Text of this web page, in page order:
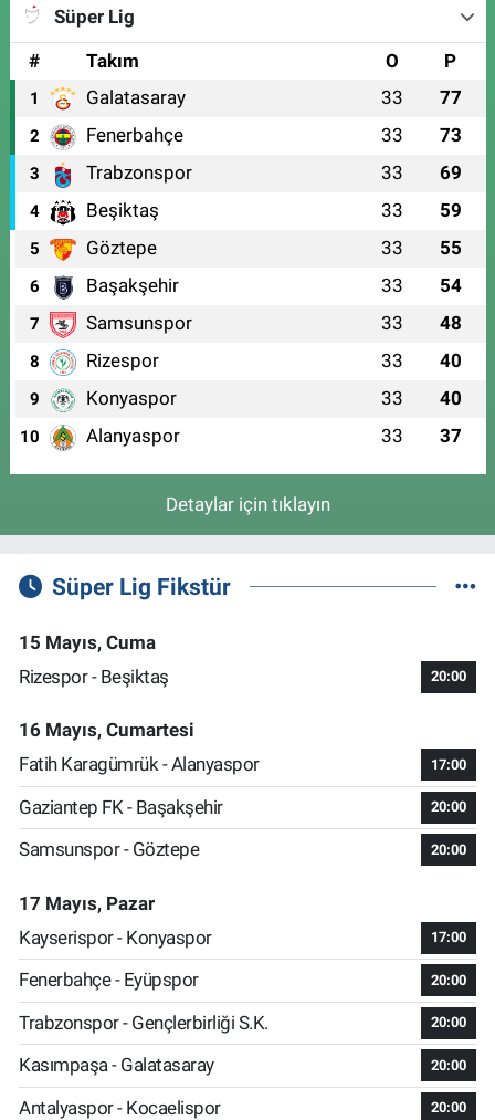
Süper Lig
#
Takım O P
1 Galatasaray 33 77
2 Fenerbahçe 33 73
3 Trabzonspor 33 69
4 Beşiktaş 33 59
5 Göztepe 33 55
6 Başakşehir 33 54
7 Samsunspor 33 48
8 Rizespor 33 40
9 Konyaspor 33 40
10 Alanyaspor 33 37
Detaylar için tıklayın
Süper Lig Fikstür
15 Mayıs, Cuma
Rizespor - Beşiktaş
20:00
16 Mayıs, Cumartesi
Fatih Karagümrük - Alanyaspor
17:00
Gaziantep FK - Başakşehir 20:00
Samsunspor - Göztepe 20:00
17 Mayıs, Pazar
Kayserispor - Konyaspor
17:00
Fenerbahçe - Eyüpspor 20:00
Trabzonspor - Gençlerbirliği S.K. 20:00
Kasımpaşa - Galatasaray 20:00
Antalyaspor - Kocaelispor 20:00